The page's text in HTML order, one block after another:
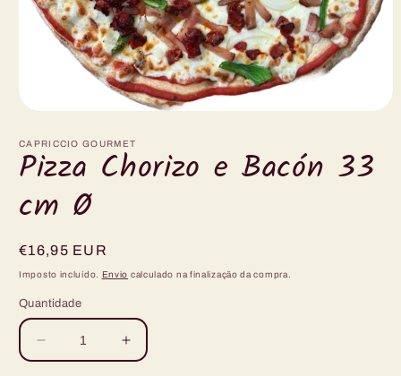
multimédia
1
em
CAPRICCIO GOURMET
Pizza Chorizo e Bacón 33
cm Ø
Preço
normal
€16,95 EUR
Imposto incluído. Envio calculado na finalização da compra.
Quantidade
Diminuir
a
Aumentar
a